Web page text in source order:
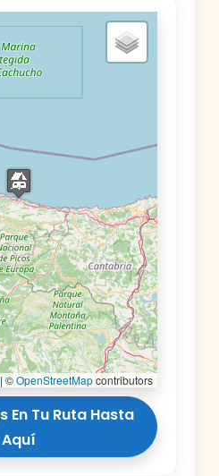
| ©OpenStreetMapcontributors
Aquí